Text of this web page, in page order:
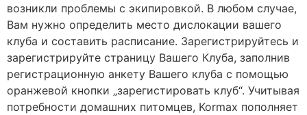
возникли проблемы с экипировкой. В любом случае,
Вам нужно определить место дислокации вашего
клуба и составить расписание. Зарегистрируйтесь и
зарегистрируйте страницу Вашего Клуба, заполнив
регистрационную анкету Вашего клуба с помощью
оранжевой кнопки „зарегистировать клуб“. Учитывая
потребности домашних питомцев, Kormax пополняет